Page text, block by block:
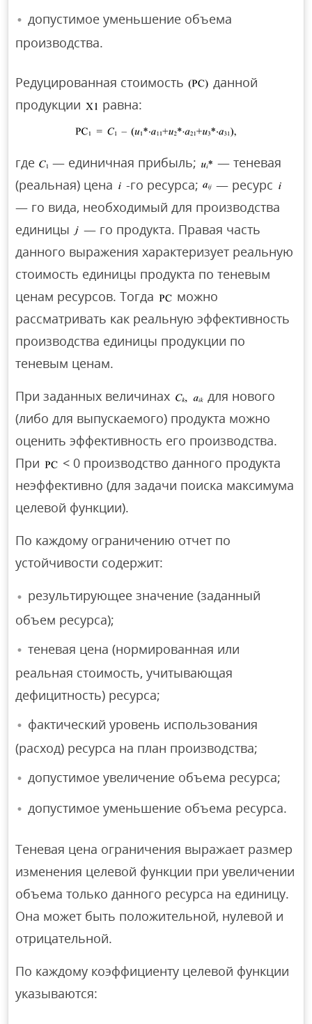
допустимое уменьшение объема
производства.
Редуцированная стоимость
данной
продукции
равна:
где — единичная прибыль;
— теневая
(реальная) цена
-го ресурса;
— ресурс
— го вида, необходимый для производства
единицы
— го продукта. Правая часть
данного выражения характеризует реальную
стоимость единицы продукта по теневым
ценам ресурсов. Тогда
можно
рассматривать как реальную эффективность
производства единицы продукции по
теневым ценам.
При заданных величинах
для нового
(либо для выпускаемого) продукта можно
оценить эффективность его производства.
При
< 0 производство данного продукта
неэффективно (для задачи поиска максимума
целевой функции).
По каждому ограничению отчет по
устойчивости содержит:
результирующее значение (заданный
объем ресурса);
теневая цена (нормированная или
реальная стоимость, учитывающая
дефицитность) ресурса;
фактический уровень использования
(расход) ресурса на план производства;
допустимое увеличение объема ресурса;
допустимое уменьшение объема ресурса.
Теневая цена ограничения выражает размер
изменения целевой функции при увеличении
объема только данного ресурса на единицу.
Она может быть положительной, нулевой и
отрицательной.
По каждому коэффициенту целевой функции
указываются: